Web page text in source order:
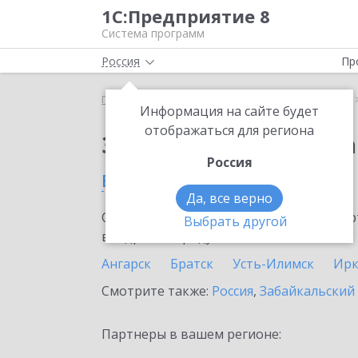
1С:Предприятие 8
Система программ
Россия
Информация на сайте будет
отображаться для региона
Россия
Да, все верно
Выбрать другой
Главная
Заказать
в Иркутской области
Ознакомьтесь с информационными
внедрение продукта.
Ангарск
Братск Усть-Илимск
Смотрите также: Россия,
Партнеры в вашем регионе: